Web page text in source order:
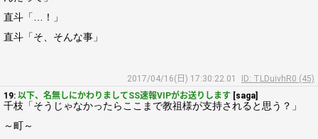
直斗「…！」
直斗「そ、そんな事」
2017/04/16(日) 17:30:22.01
ID: TLDuivhR0 (45)
19: 以下、名無しにかわりましてSS速報VIPがお送りします [saga]
千枝「そうじゃなかったらここまで教祖様が支持されると思う？」
～町～